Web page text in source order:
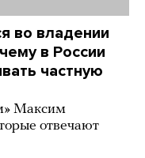
во владении
в России
частную
Максим
отвечают